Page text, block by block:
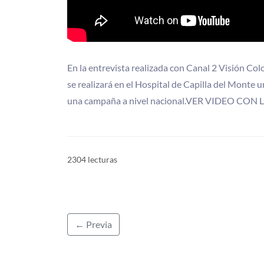
En la entrevista realizada con Canal 2 Visión
se realizará en el Hospital de Capilla del Monte
una campaña a nivel nacional.VER VIDEO CON
2304 lecturas
← Previa